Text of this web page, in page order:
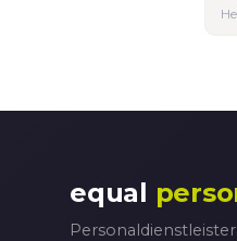
equal